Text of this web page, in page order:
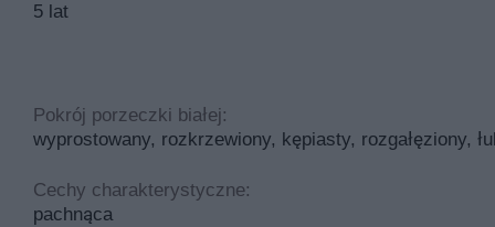
5 lat
Pokrój porzeczki białej:
wyprostowany, rozkrzewiony, kępiasty, rozgałęziony,
Cechy charakterystyczne:
pachnąca